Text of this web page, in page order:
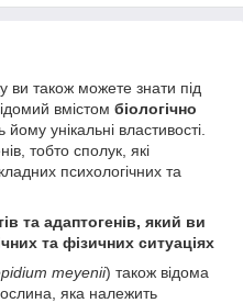
також можете знати під
вмістом біологічно
йому унікальні властивості.
тобто сполук, які
психологічних та
та адаптогенів, який ви
та фізичних ситуаціях
meyenii) також відома
яка належить